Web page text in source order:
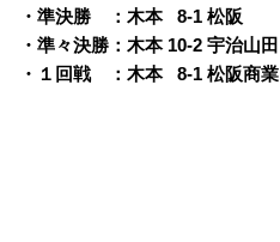
・準決勝 ：木本
08-1 松阪
・準々決勝：木本 10-2 宇治山田
・１回戦 ：木本
08-1 松阪商業